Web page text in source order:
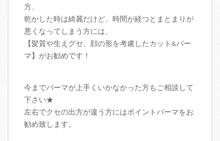
方、
乾かした時は綺麗だけど、時間が経つとまとまりが
悪くなってしまう方には、
【髪質や生えグセ、顔の形を考慮したカット&パー
マ】がお勧めです！
今までパーマが上手くいかなかった方もご相談して
下さい★
左右でクセの出方が違う方にはポイントパーマをお
勧め致します。